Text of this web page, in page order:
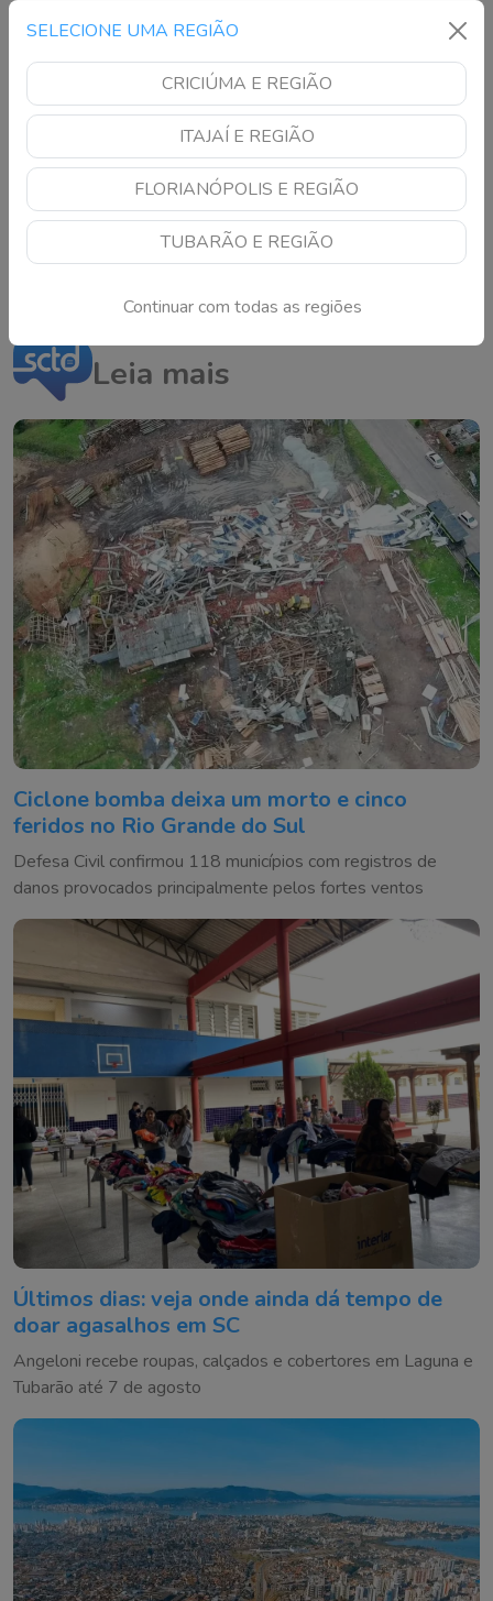
SELECIONE UMA REGIÃO
CRICIÚMA E REGIÃO
ITAJAÍ E REGIÃO
FLORIANÓPOLIS E REGIÃO
TUBARÃO E REGIÃO
Continuar com todas as regiões
ambiente.
AQUECEDORES
ECONOMIA DE ENERGIA
ELETRICIDADE
ENERGIA RENOVÁVEL
GELADEIRAS
Leia mais
Ciclone bomba deixa um morto e cinco
feridos no Rio Grande do Sul
Defesa Civil confirmou 118 municípios com registros de
danos provocados principalmente pelos fortes ventos
Últimos dias: veja onde ainda dá tempo de
doar agasalhos em SC
Angeloni recebe roupas, calçados e cobertores em Laguna e
Tubarão até 7 de agosto